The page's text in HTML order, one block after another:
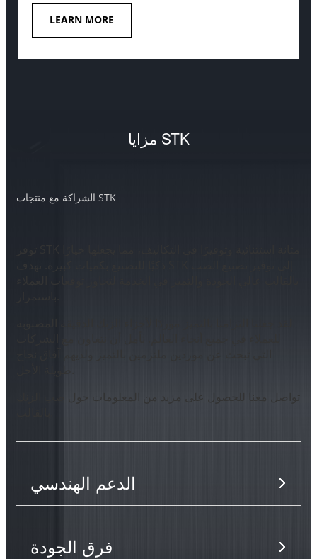
LEARN MORE
مزايا STK
الشراكة مع منتجات STK
تواصل معنا للحصول على مزيد من المعلومات حول صب الزنك
الدعم الهندسي
فرق الجودة